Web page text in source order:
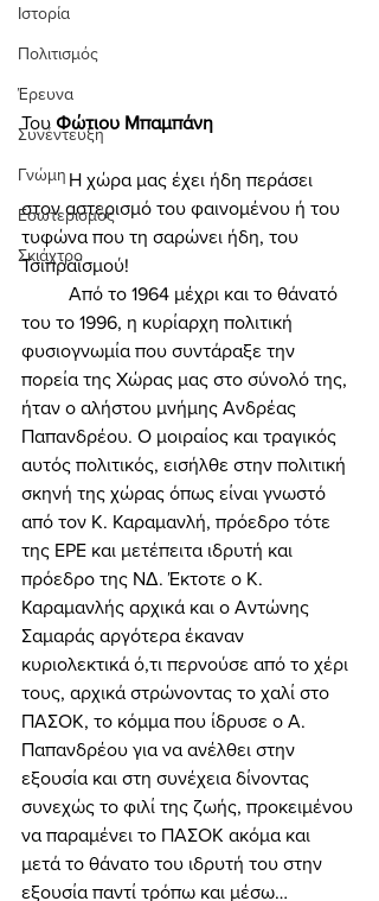
Ιστορία
Πολιτισμός
Έρευνα
Συνέντευξη
Γνώμη
Εσωτερισμός
Σκιάχτρο
Του Φώτιου Μπαμπάνη
	Η χώρα μας έχει ήδη περάσει
στον αστερισμό του φαινομένου ή του
τυφώνα που τη σαρώνει ήδη, του
Τσιπραϊσμού!
του το 1996, η κυρίαρχη πολιτική
φυσιογνωμία που συντάραξε την
πορεία της Χώρας μας στο σύνολό της,
ήταν ο αλήστου μνήμης Ανδρέας
Παπανδρέου. Ο μοιραίος και τραγικός
αυτός πολιτικός, εισήλθε στην πολιτική
σκηνή της χώρας όπως είναι γνωστό
από τον Κ. Καραμανλή, πρόεδρο τότε
της ΕΡΕ και μετέπειτα ιδρυτή και
πρόεδρο της ΝΔ. Έκτοτε ο Κ.
Καραμανλής αρχικά και ο Αντώνης
Σαμαράς αργότερα έκαναν
κυριολεκτικά ό,τι περνούσε από το χέρι
τους, αρχικά στρώνοντας το χαλί στο
ΠΑΣΟΚ, το κόμμα που ίδρυσε ο Α.
Παπανδρέου για να ανέλθει στην
εξουσία και στη συνέχεια δίνοντας
συνεχώς το φιλί της ζωής, προκειμένου
να παραμένει το ΠΑΣΟΚ ακόμα και
μετά το θάνατο του ιδρυτή του στην
εξουσία παντί τρόπω και μέσω…